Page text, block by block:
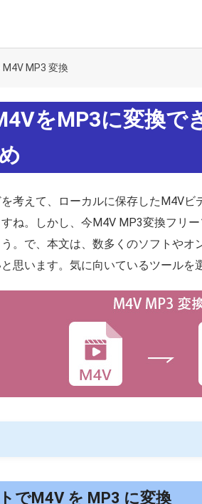
M4V MP3 変換
をMP3に変換で
考えて、ローカルに保存したM4V
ね。しかし、今M4V MP3変換フリ
。で、本文は、数多くのソフトや
思います。気に向いているツールを
でM4V を MP3 に変換